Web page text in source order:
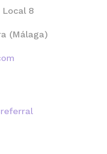
Local 8
(Málaga)